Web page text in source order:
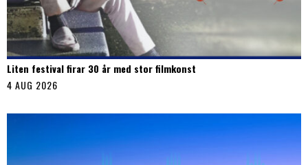
Liten festival firar 30 år med stor filmkonst
4 AUG 2026